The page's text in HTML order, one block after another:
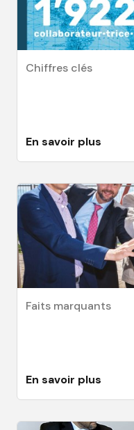
Chiffres clés
En savoir plus
Faits marquants
En savoir plus